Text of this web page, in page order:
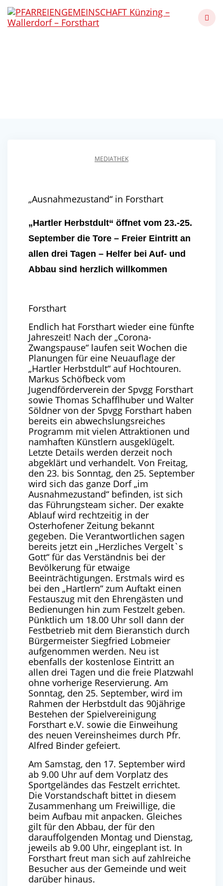
to
MEDIATHEK
„Ausnahmezustand“ in Forsthart
„Hartler Herbstdult“ öffnet vom 23.-25.
September die Tore – Freier Eintritt an
allen drei Tagen – Helfer bei Auf- und
Abbau sind herzlich willkommen
Forsthart
Endlich hat Forsthart wieder eine fünfte
Jahreszeit! Nach der „Corona-
Zwangspause“ laufen seit Wochen die
Planungen für eine Neuauflage der
„Hartler Herbstdult“ auf Hochtouren.
Markus Schöfbeck vom
Jugendförderverein der Spvgg Forsthart
sowie Thomas Schafflhuber und Walter
Söldner von der Spvgg Forsthart haben
bereits ein abwechslungsreiches
Programm mit vielen Attraktionen und
namhaften Künstlern ausgeklügelt.
Letzte Details werden derzeit noch
abgeklärt und verhandelt. Von Freitag,
den 23. bis Sonntag, den 25. September
wird sich das ganze Dorf „im
Ausnahmezustand“ befinden, ist sich
das Führungsteam sicher. Der exakte
Ablauf wird rechtzeitig in der
Osterhofener Zeitung bekannt
gegeben. Die Verantwortlichen sagen
bereits jetzt ein „Herzliches Vergelt`s
Gott“ für das Verständnis bei der
Bevölkerung für etwaige
Beeinträchtigungen. Erstmals wird es
bei den „Hartlern“ zum Auftakt einen
Festauszug mit den Ehrengästen und
Bedienungen hin zum Festzelt geben.
Pünktlich um 18.00 Uhr soll dann der
Festbetrieb mit dem Bieranstich durch
Bürgermeister Siegfried Lobmeier
aufgenommen werden. Neu ist
ebenfalls der kostenlose Eintritt an
allen drei Tagen und die freie Platzwahl
ohne vorherige Reservierung. Am
Sonntag, den 25. September, wird im
Rahmen der Herbstdult das 90jährige
Bestehen der Spielvereinigung
Forsthart e.V. sowie die Einweihung
des neuen Vereinsheimes durch Pfr.
Alfred Binder gefeiert.
Am Samstag, den 17. September wird
ab 9.00 Uhr auf dem Vorplatz des
Sportgeländes das Festzelt errichtet.
Die Vorstandschaft bittet in diesem
Zusammenhang um Freiwillige, die
beim Aufbau mit anpacken. Gleiches
gilt für den Abbau, der für den
darauffolgenden Montag und Dienstag,
jeweils ab 9.00 Uhr, eingeplant ist. In
Forsthart freut man sich auf zahlreiche
Besucher aus der Gemeinde und weit
darüber hinaus.